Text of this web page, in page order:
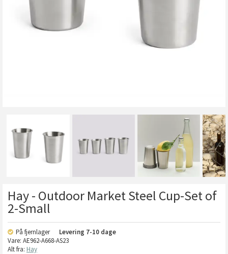
Hay - Outdoor Market Steel Cup-Set of
2-Small
På fjernlager Levering 7-10 dage
Vare: AE962-A668-AS23
Alt fra: Hay